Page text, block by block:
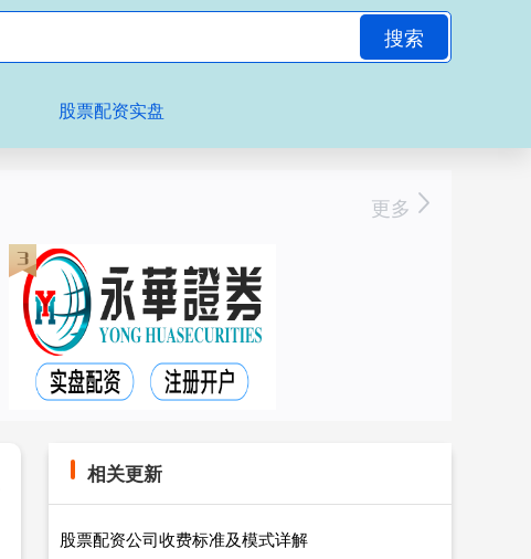
搜索
股票配资实盘
更多
相关更新
股票配资公司收费标准及模式详解